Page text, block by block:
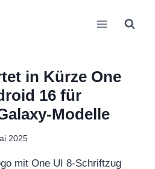
in Kürze One
16 für
Modelle
2025